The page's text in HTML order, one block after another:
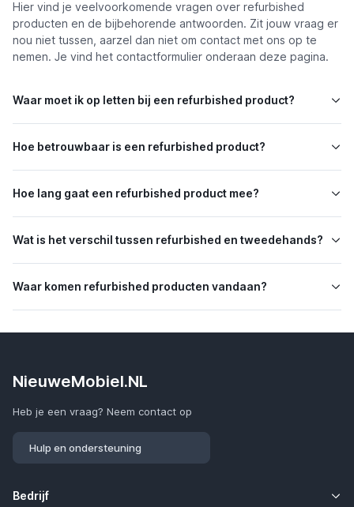
Hier vind je veelvoorkomende vragen over refurbished
producten en de bijbehorende antwoorden. Zit jouw vraag er
nou niet tussen, aarzel dan niet om contact met ons op te
nemen. Je vind het contactformulier onderaan deze pagina.
Waar moet ik op letten bij een refurbished product?
Hoe betrouwbaar is een refurbished product?
Hoe lang gaat een refurbished product mee?
Wat is het verschil tussen refurbished en tweedehands?
Waar komen refurbished producten vandaan?
NieuweMobiel.NL
Heb je een vraag? Neem contact op
Hulp en ondersteuning
Bedrijf